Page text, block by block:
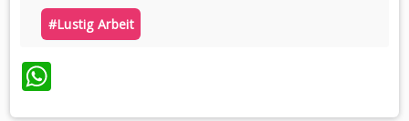
#lustig Arbeit
WhatsApp